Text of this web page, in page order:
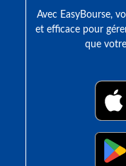
Avec EasyBourse,
et efficace pour
que